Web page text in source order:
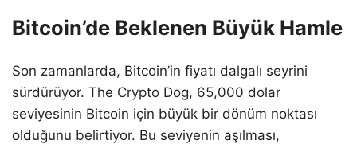
Bitcoin’de Beklenen Büyük Hamle
Son zamanlarda, Bitcoin’in fiyatı dalgalı seyrini
sürdürüyor. The Crypto Dog, 65,000 dolar
seviyesinin Bitcoin için büyük bir dönüm noktası
olduğunu belirtiyor. Bu seviyenin aşılması,